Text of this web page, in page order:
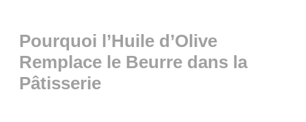
Pourquoi l’Huile d’Olive
Remplace le Beurre dans la
Pâtisserie